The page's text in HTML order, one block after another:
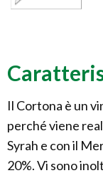
Il Cortona è un
perché viene
Syrah e con il
20%. Vi sono